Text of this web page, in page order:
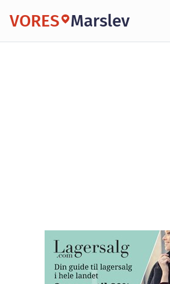
VORES Marslev